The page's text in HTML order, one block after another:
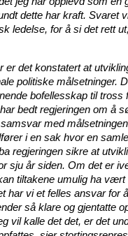
dette har kraft. Svaret
ledelse, for å si det rett
er det konstatert at
politiske målsetninger.
bofellesskap til tross
bedt regjeringen om å
med
i en sak hvor en
regjeringen sikre at
sju år siden. Om det er
tiltakene umulig ha vært
har vi et felles ansvar for
så klare og gjentatte
vil kalle det det, er det